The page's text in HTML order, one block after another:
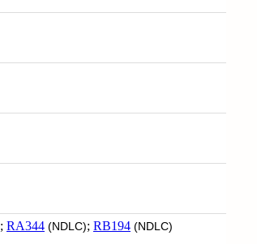
; RA344 (NDLC); RB194 (NDLC)